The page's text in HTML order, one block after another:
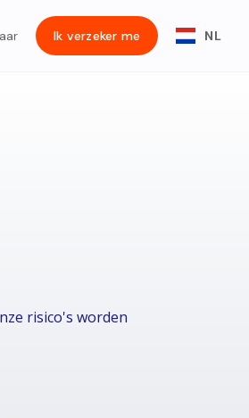
Ik verzeker me NL
risico's worden